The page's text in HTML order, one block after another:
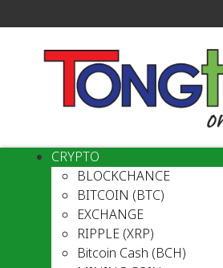
CRYPTO
BLOCKCHANCE
BITCOIN (BTC)
EXCHANGE
RIPPLE (XRP)
Bitcoin Cash (BCH)